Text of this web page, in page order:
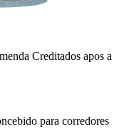
Creditados apos a
para corredores